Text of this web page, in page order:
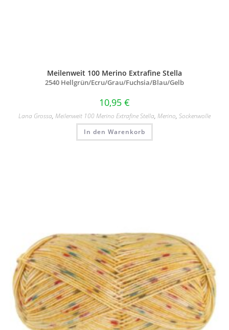
Meilenweit 100 Merino Extrafine Stella
2540 Hellgrün/Ecru/Grau/Fuchsia/Blau/Gelb
10,95 €
Lana Grossa, Meilenweit 100 Merino Extrafine Stella, Merino, Sockenwolle
In den Warenkorb